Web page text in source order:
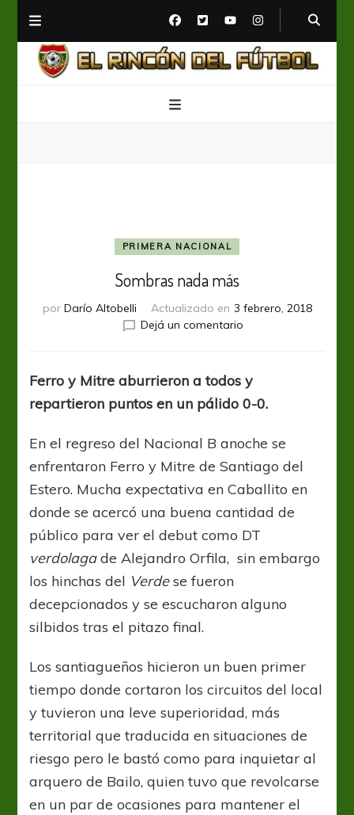
PRIMERA NACIONAL
Sombras nada más
por Darío Altobelli Actualizado en 3 febrero, 2018
Dejá un comentarioen
Ferro y Mitre aburrieron a todos y
repartieron puntos en un pálido 0-0.
En el regreso del Nacional B anoche se
enfrentaron Ferro y Mitre de Santiago del
Estero. Mucha expectativa en Caballito en
donde se acercó una buena cantidad de
público para ver el debut como DT
verdolagade Alejandro Orfila, sin embargo
los hinchas del Verdese fueron
decepcionados y se escucharon alguno
silbidos tras el pitazo final.
Los santiagueños hicieron un buen primer
tiempo donde cortaron los circuitos del local
y tuvieron una leve superioridad, más
territorial que traducida en situaciones de
riesgo pero le bastó como para inquietar al
arquero de Bailo, quien tuvo que revolcarse
en un par de ocasiones para mantener el